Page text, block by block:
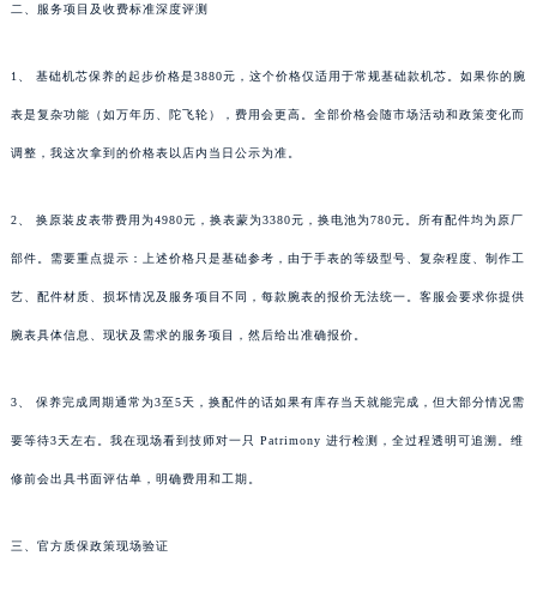
二、服务项目及收费标准深度评测
1、 基础机芯保养的起步价格是3880元，这个价格仅适用于常规基础款机芯。如果你的腕
表是复杂功能（如万年历、陀飞轮），费用会更高。全部价格会随市场活动和政策变化而
调整，我这次拿到的价格表以店内当日公示为准。
2、 换原装皮表带费用为4980元，换表蒙为3380元，换电池为780元。所有配件均为原厂
部件。需要重点提示：上述价格只是基础参考，由于手表的等级型号、复杂程度、制作工
艺、配件材质、损坏情况及服务项目不同，每款腕表的报价无法统一。客服会要求你提供
腕表具体信息、现状及需求的服务项目，然后给出准确报价。
3、 保养完成周期通常为3至5天，换配件的话如果有库存当天就能完成，但大部分情况需
要等待3天左右。我在现场看到技师对一只 Patrimony 进行检测，全过程透明可追溯。维
修前会出具书面评估单，明确费用和工期。
三、官方质保政策现场验证